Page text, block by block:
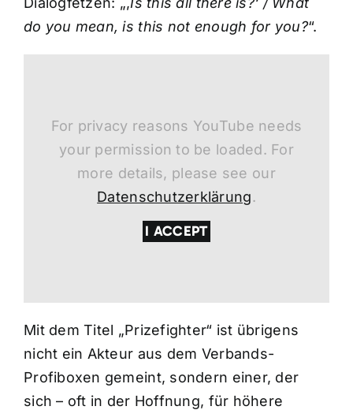
do you mean, is this not enough for you?“.
For privacy reasons YouTube needs
your permission to be loaded. For
more details, please see our
Datenschutzerklärung.
I ACCEPT
Mit dem Titel „Prizefighter“ ist übrigens
nicht ein Akteur aus dem Verbands-
Profiboxen gemeint, sondern einer, der
sich – oft in der Hoffnung, für höhere